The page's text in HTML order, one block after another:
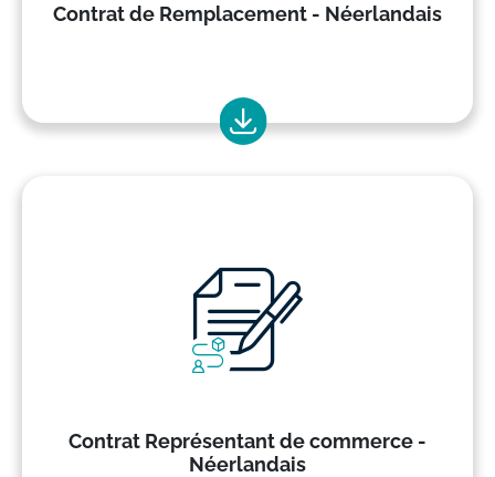
Contrat de Remplacement - Néerlandais
Contrat Représentant de commerce -
Néerlandais